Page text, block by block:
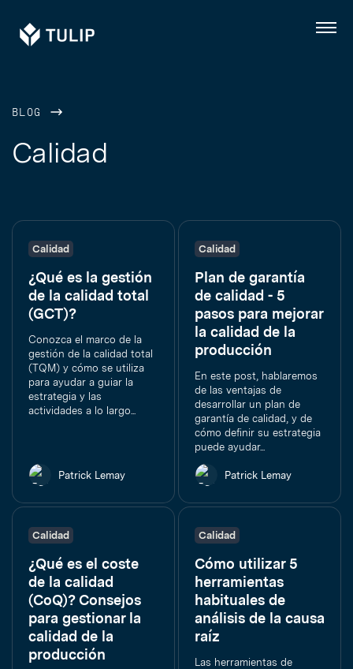
Tulip Menú
BLOG
Calidad
Calidad
¿Qué es la gestión
de la calidad total
(GCT)?
Conozca el marco de la
gestión de la calidad total
(TQM) y cómo se utiliza
para ayudar a guiar la
estrategia y las
actividades a lo largo...
Patrick Lemay
Calidad
Plan de garantía
de calidad - 5
pasos para mejorar
la calidad de la
producción
En este post, hablaremos
de las ventajas de
desarrollar un plan de
garantía de calidad, y de
cómo definir su estrategia
puede ayudar...
Patrick Lemay
Calidad
¿Qué es el coste
de la calidad
(CoQ)? Consejos
para gestionar la
calidad de la
producción
Calidad
Cómo utilizar 5
herramientas
habituales de
análisis de la causa
raíz
Las herramientas de